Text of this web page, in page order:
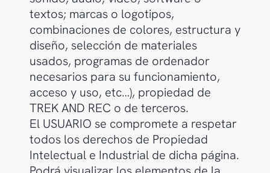
textos; marcas o logotipos,
combinaciones de colores, estructura y
diseño, selección de materiales
usados, programas de ordenador
necesarios para su funcionamiento,
acceso y uso, etc…), propiedad de
TREK AND REC o de terceros.
El USUARIO se compromete a respetar
todos los derechos de Propiedad
Intelectual e Industrial de dicha página.